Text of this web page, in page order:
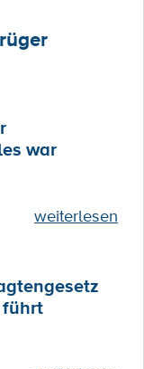
war
weiterlesen
führt